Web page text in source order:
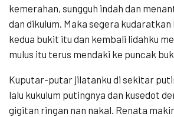
kemerahan, sungguh indah dan
dan dikulum. Maka segera
kedua bukit itu dan kembali lidahku
mulus itu terus mendaki ke puncak
Kuputar-putar jilatanku di sekitar
lalu kukulum putingnya dan kusedot
gigitan ringan nan nakal. Renata